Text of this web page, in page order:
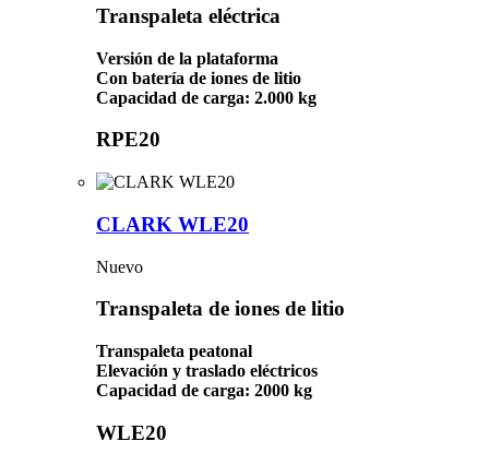
Transpaleta eléctrica
Versión de la plataforma
Con batería de iones de litio
Capacidad de carga: 2.000 kg
RPE20
CLARK WLE20
Nuevo
Transpaleta de iones de litio
Transpaleta peatonal
Elevación y traslado eléctricos
Capacidad de carga: 2000 kg
WLE20